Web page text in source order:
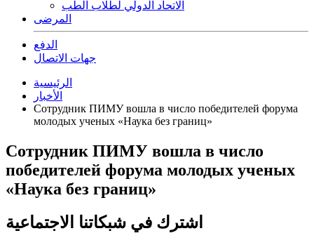
الاتحاد الدولي لطلاب الطب
المرضى
الدفع
جهات الاتصال
الرئيسية
الأخبار
Сотрудник ПИМУ вошла в число победителей форума
молодых ученых «Наука без границ»
Сотрудник ПИМУ вошла в число
победителей форума молодых ученых
«Наука без границ»
اشترك في شبكاتنا الاجتماعية